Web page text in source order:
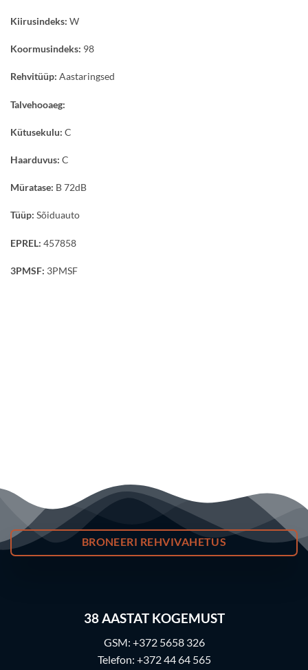
Kiirusindeks: W
Koormusindeks: 98
Rehvitüüp: Aastaringsed
Talvehooaeg:
Kütusekulu: C
Haarduvus: C
Müratase: B 72dB
Tüüp: Sõiduauto
EPREL: 457858
3PMSF: 3PMSF
BRONEERI REHVIVAHETUS
38AASTAT KOGEMUST
GSM: +372 5658 326
Telefon: +372 44 64 565